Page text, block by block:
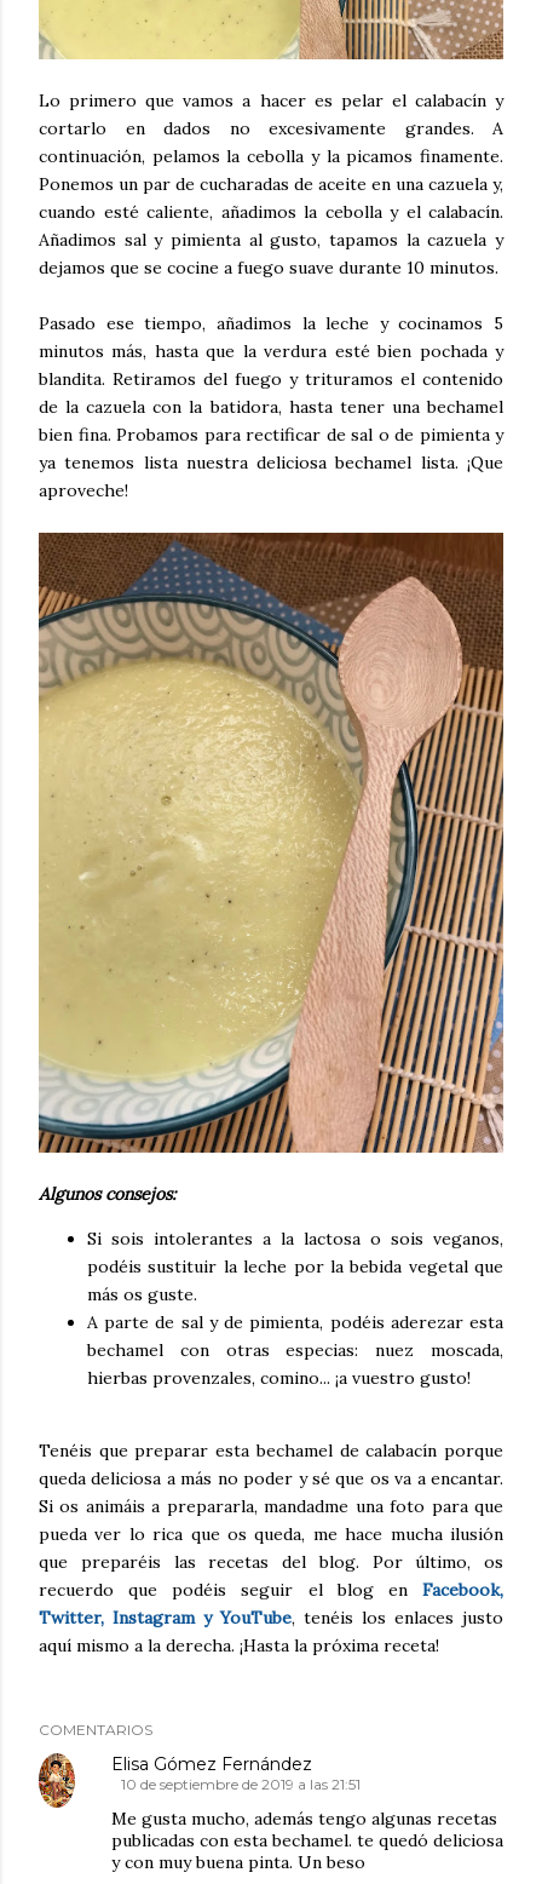
Lo primero que vamos a hacer es pelar el calabacín y
cortarlo en dados no excesivamente grandes. A
continuación, pelamos la cebolla y la picamos finamente.
Ponemos un par de cucharadas de aceite en una cazuela y,
cuando esté caliente, añadimos la cebolla y el calabacín.
Añadimos sal y pimienta al gusto, tapamos la cazuela y
dejamos que se cocine a fuego suave durante 10 minutos.
Pasado ese tiempo, añadimos la leche y cocinamos 5
minutos más, hasta que la verdura esté bien pochada y
blandita. Retiramos del fuego y trituramos el contenido
de la cazuela con la batidora, hasta tener una bechamel
bien fina. Probamos para rectificar de sal o de pimienta y
ya tenemos lista nuestra deliciosa bechamel lista. ¡Que
aproveche!
Algunos consejos:
Si sois intolerantes a la lactosa o sois veganos,
podéis sustituir la leche por la bebida vegetal que
más os guste.
A parte de sal y de pimienta, podéis aderezar esta
bechamel con otras especias: nuez moscada,
hierbas provenzales, comino... ¡a vuestro gusto!
Tenéis que preparar esta bechamel de calabacín porque
queda deliciosa a más no poder y sé que os va a encantar.
Si os animáis a prepararla, mandadme una foto para que
pueda ver lo rica que os queda, me hace mucha ilusión
que preparéis las recetas del blog. Por último, os
recuerdo que podéis seguir el blog en Facebook,
Twitter, Instagram y YouTube, tenéis los enlaces justo
aquí mismo a la derecha. ¡Hasta la próxima receta!
COMENTARIOS
Elisa Gómez Fernández
10 de septiembre de 2019 a las 21:51
Me gusta mucho, además tengo algunas recetas
publicadas con esta bechamel. te quedó deliciosa
y con muy buena pinta. Un beso